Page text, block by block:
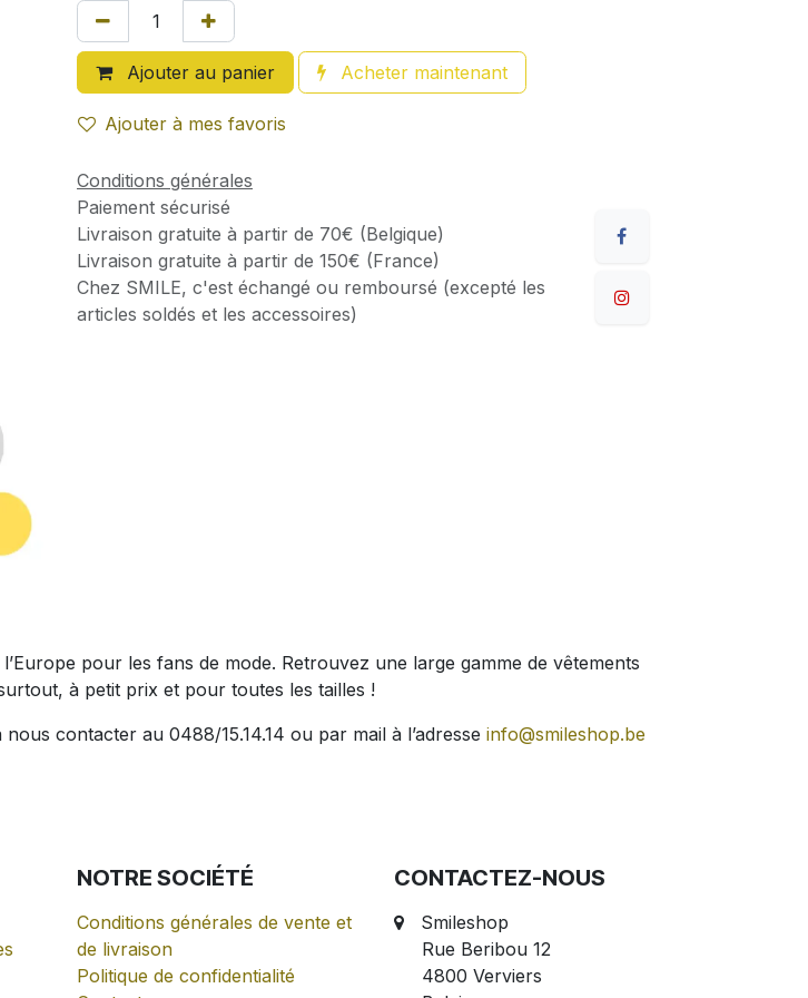
Ajouter au panier Acheter maintenant
Ajouter à mes favoris
Conditions générales
Paiement sécurisé
Livraison gratuite à partir de 70€ (Belgique)
Livraison gratuite à partir de 150€ (France)
Chez SMILE, c'est échangé ou remboursé (excepté les
articles soldés et les accessoires)
pour les fans de mode. Retrouvez une large gamme de vêtements
à petit prix et pour toutes les tailles !
contacter au 0488/15.14.14 ou par mail à l’adresse info@smileshop.be
NOTRE SOCIÉTÉ
Conditions générales de vente et
de livraison
Politique de confidentialité
CONTACTEZ-NOUS
Smileshop
Rue Beribou 12
4800 Verviers